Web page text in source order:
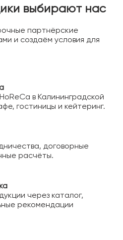
выбирают нас
партнёрские
и создаём условия для
в Калининградской
гостиницы и кейтеринг.
договорные
расчёты.
через каталог,
рекомендации